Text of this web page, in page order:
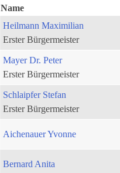
Name
Heilmann Maximilian
Erster Bürgermeister
Mayer Dr. Peter
Erster Bürgermeister
Schlaipfer Stefan
Erster Bürgermeister
Aichenauer Yvonne
Bernard Anita